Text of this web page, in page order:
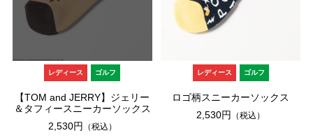
レディース ゴルフ
【TOM and JERRY】ジェリー
＆タフィースニーカーソックス
2,530円
（税込）
レディース ゴルフ
ロゴ柄スニーカーソックス
2,530円
（税込）